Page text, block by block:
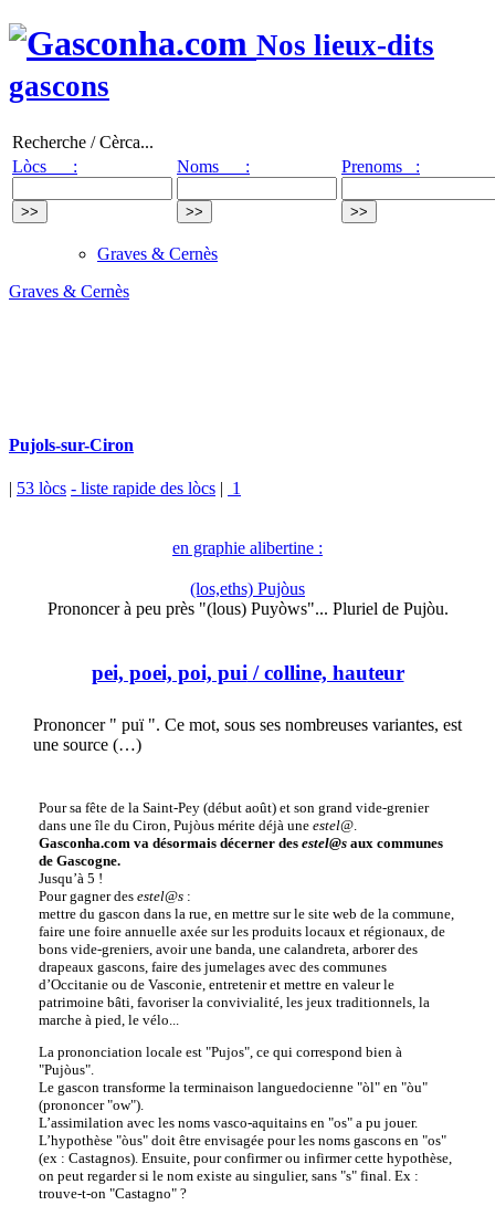
Nos lieux-dits
gascons
Recherche / Cèrca...
Lòcs :
Noms : Prenoms :
Graves & Cernès
Graves & Cernès
Pujols-sur-Ciron
| 53 lòcs - liste rapide des lòcs | 1
en graphie alibertine :
(los,eths) Pujòus
Prononcer à peu près "(lous) Puyòws"... Pluriel de Pujòu.
pei, poei, poi, pui / colline, hauteur
Prononcer " puï ". Ce mot, sous ses nombreuses variantes, est
une source (…)
Pour sa fête de la Saint-Pey (début août) et son grand vide-grenier
dans une île du Ciron, Pujòus mérite déjà une estel@.
Gasconha.com va désormais décerner des estel@saux communes
de Gascogne.
Jusqu’à 5 !
Pour gagner des estel@s:
mettre du gascon dans la rue, en mettre sur le site web de la commune,
faire une foire annuelle axée sur les produits locaux et régionaux, de
bons vide-greniers, avoir une banda, une calandreta, arborer des
drapeaux gascons, faire des jumelages avec des communes
d’Occitanie ou de Vasconie, entretenir et mettre en valeur le
patrimoine bâti, favoriser la convivialité, les jeux traditionnels, la
marche à pied, le vélo...
La prononciation locale est "Pujos", ce qui correspond bien à
"Pujòus".
Le gascon transforme la terminaison languedocienne "òl" en "òu"
(prononcer "ow").
L’assimilation avec les noms vasco-aquitains en "os" a pu jouer.
L’hypothèse "òus" doit être envisagée pour les noms gascons en "os"
(ex : Castagnos). Ensuite, pour confirmer ou infirmer cette hypothèse,
on peut regarder si le nom existe au singulier, sans "s" final. Ex :
trouve-t-on "Castagno" ?